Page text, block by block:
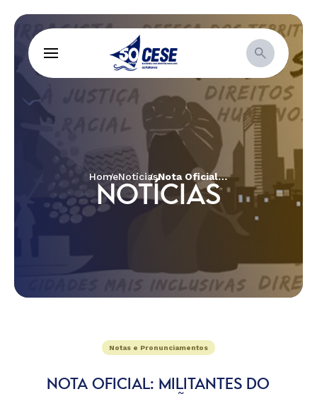
HomeNotícias Nota Oficial: Militantes do MAM e da CPT são presos durante intercâmbio no Zimbábue
NOTÍCIAS
Notas e Pronunciamentos
NOTA OFICIAL: MILITANTES DO